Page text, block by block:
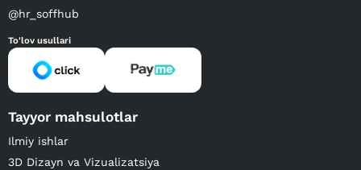
@hr_soffhub
To'lov usullari
Tayyor mahsulotlar
Ilmiy ishlar
3D Dizayn va Vizualizatsiya